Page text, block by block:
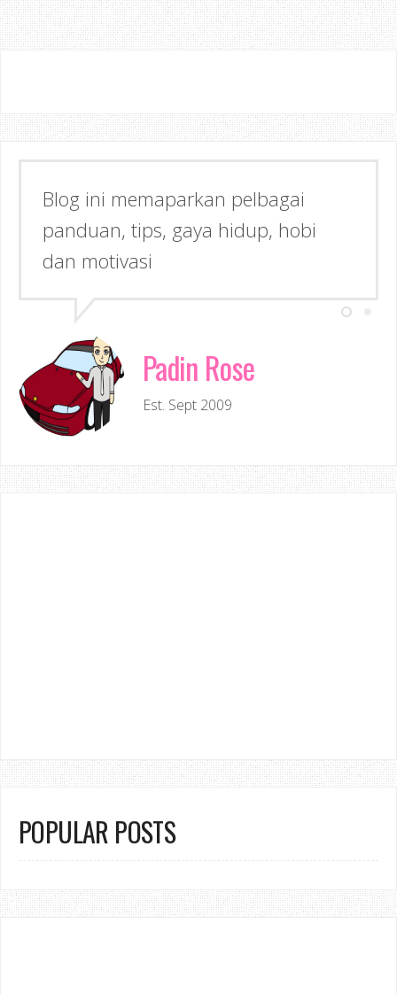
Blog ini memaparkan pelbagai
panduan, tips, gaya hidup, hobi
dan motivasi
Padin Rose
Est. Sept 2009
POPULAR POSTS